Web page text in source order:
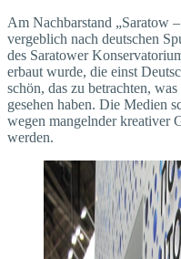
Am Nachbarstand „Saratow
vergeblich nach deutschen
des Saratower
erbaut wurde, die einst
schön, das zu betrachten,
gesehen haben. Die Medien
wegen mangelnder kreativer
werden.